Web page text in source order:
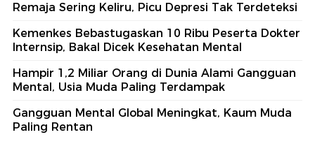
Remaja Sering Keliru, Picu Depresi Tak Terdeteksi
Kemenkes Bebastugaskan 10 Ribu Peserta Dokter
Internsip, Bakal Dicek Kesehatan Mental
Hampir 1,2 Miliar Orang di Dunia Alami Gangguan
Mental, Usia Muda Paling Terdampak
Gangguan Mental Global Meningkat, Kaum Muda
Paling Rentan